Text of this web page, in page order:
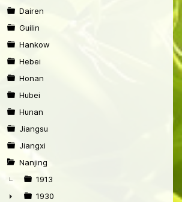
Dairen
Guilin
Hankow
Hebei
Honan
Hubei
Hunan
Jiangsu
Jiangxi
Nanjing
1913
1930